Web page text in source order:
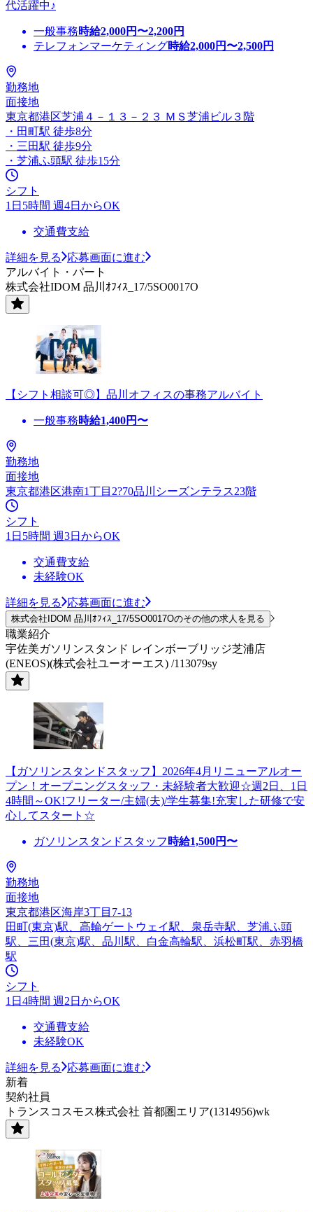
代活躍中♪
一般事務時給2,000円〜2,200円
テレフォンマーケティング時給2,000円〜2,500円
勤務地
面接地
東京都港区芝浦４－１３－２３ ＭＳ芝浦ビル３階
・田町駅 徒歩8分
・三田駅 徒歩9分
・芝浦ふ頭駅 徒歩15分
シフト
1日5時間 週4日からOK
交通費支給
詳細を見る
応募画面に進む
アルバイト・パート
株式会社IDOM 品川ｵﾌｨｽ_17/5SO0017O
【シフト相談可◎】品川オフィスの事務アルバイト
一般事務時給1,400円〜
勤務地
面接地
東京都港区港南1丁目2?70品川シーズンテラス23階
シフト
1日5時間 週3日からOK
交通費支給
未経験OK
詳細を見る 応募画面に進む
株式会社IDOM 品川ｵﾌｨｽ_17/5SO0017Oのその他の求人を見る
職業紹介
宇佐美ガソリンスタンド レインボーブリッジ芝浦店
(ENEOS)(株式会社ユーオーエス) /113079sy
【ガソリンスタンドスタッフ】2026年4月リニューアルオー
プン！オープニングスタッフ・未経験者大歓迎☆週2日、1日
4時間～OK!フリーター/主婦(夫)/学生募集!充実した研修で安
心してスタート☆
ガソリンスタンドスタッフ 時給1,500円〜
勤務地
面接地
東京都港区海岸3丁目7-13
田町(東京)駅、高輪ゲートウェイ駅、泉岳寺駅、芝浦ふ頭
駅、三田(東京)駅、品川駅、白金高輪駅、浜松町駅、赤羽橋
駅
シフト
1日4時間 週2日からOK
交通費支給
未経験OK
詳細を見る
応募画面に進む
新着
契約社員
トランスコスモス株式会社 首都圏エリア(1314956)wk